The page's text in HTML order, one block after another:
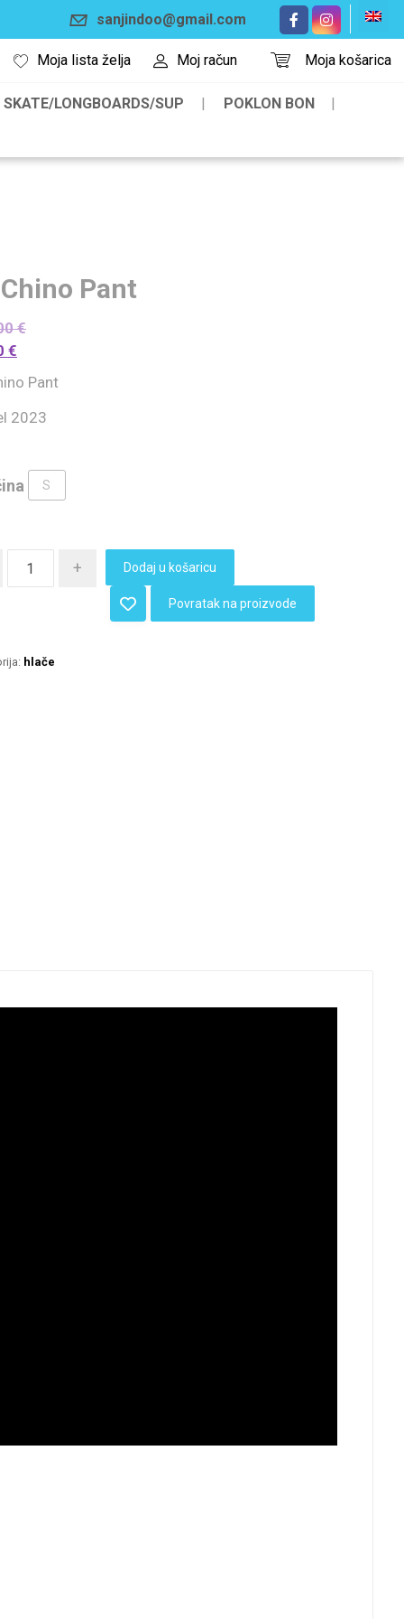
sanjindoo@gmail.com
Moja košarica
Moj račun
Moja lista želja
SKATE/LONGBOARDS/SUP POKLON BON
Pant
€
€
Pant
2023
S
+ Dodaj u košaricu
Povratak na proizvode
hlače